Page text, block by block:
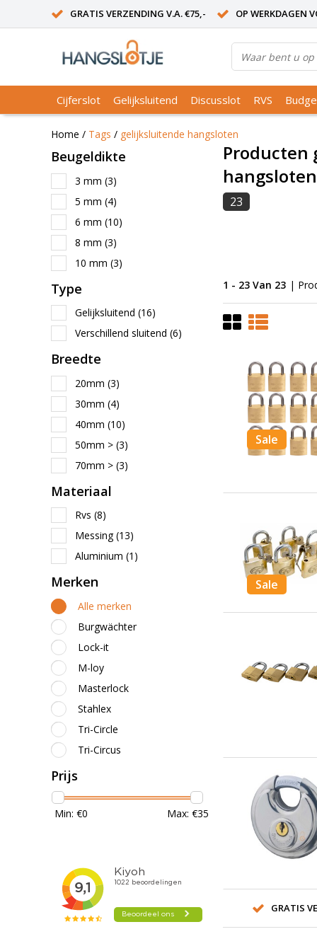
GRATIS VERZENDING V.A. €75,- OP WERKDAGEN
Cijferslot Gelijksluitend Discusslot RVS
Home / Tags / gelijksluitende hangsloten
Beugeldikte
3 mm (3)
5 mm (4)
6 mm (10)
8 mm (3)
10 mm (3)
Type
Gelijksluitend (16)
Verschillend sluitend (6)
Breedte
20mm (3)
30mm (4)
40mm (10)
50mm > (3)
70mm > (3)
Materiaal
Rvs (8)
Messing(13)
Aluminium (1)
Merken
Alle merken
Burgwächter
Lock-it
M-loy
Masterlock
Stahlex
Tri-Circle
Tri-Circus
Prijs
Min: €0 Max: €35
Producten
hangsloten
23
1 - 23 Van 23 |
Sale
Sale
GRATIS